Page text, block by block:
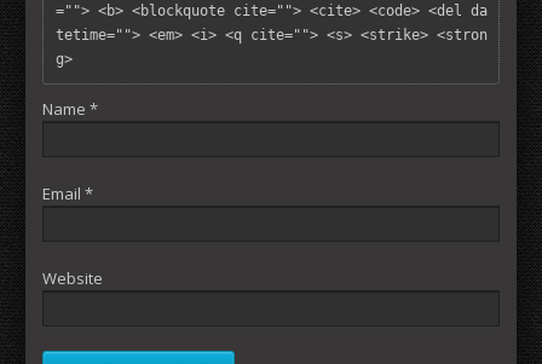
=""> <b> <blockquote cite=""> <cite> <code> <del da
tetime=""> <em> <i> <q cite=""> <s> <strike> <stron
g>
Name *
Email *
Website